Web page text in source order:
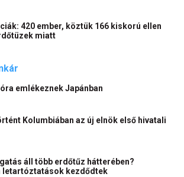
420 ember, köztük 166 kiskorú ellen
miatt
emlékeznek Japánban
Kolumbiában az új elnök első hivatali
áll több erdőtűz hátterében?
letartóztatások kezdődtek